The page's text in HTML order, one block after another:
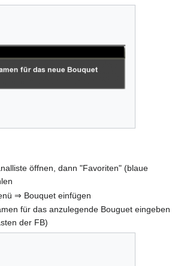
öffnen, dann "Favoriten" (blaue
⇒ Bouquet einfügen
für das anzulegende Bouguet eingeben
der FB)